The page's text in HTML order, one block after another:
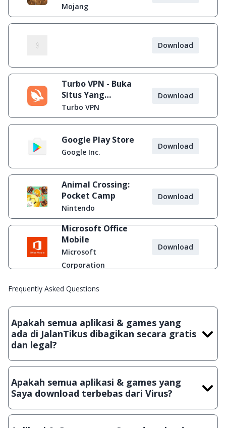
Mojang
Download
Turbo VPN - Buka
Situs Yang
Diblokir
Turbo VPN
Download
Google Play Store
Google Inc.
Download
Animal Crossing:
Pocket Camp
Nintendo
Download
Microsoft Office
Mobile
Microsoft
Corporation
Download
Frequently Asked Questions
Apakah semua aplikasi & games yang
ada di JalanTikus dibagikan secara gratis
dan legal?
Ya, JalanTikus hanya membagikan aplikasi & games yang
crack, patch atau semacamnya.
Apakah semua aplikasi & games yang
Saya download terbebas dari Virus?
Ya, JalanTikus selalu melakukan scanning dengan 3 jenis